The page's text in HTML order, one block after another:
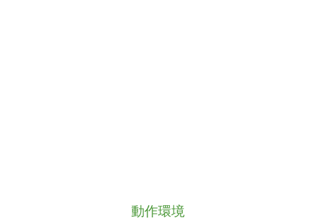
動作環境